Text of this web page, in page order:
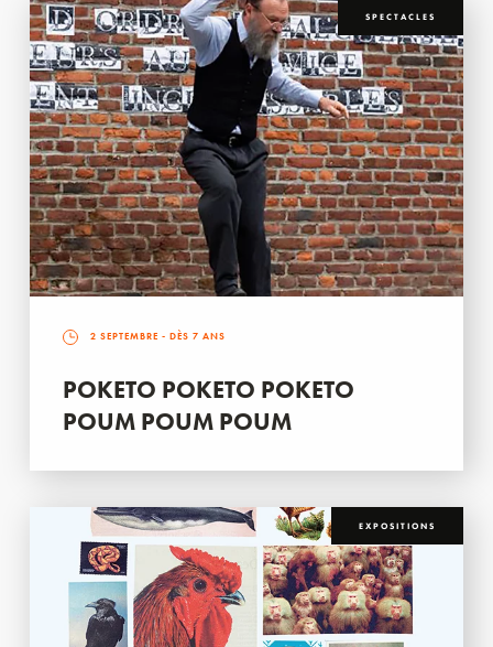
SPECTACLES
2 SEPTEMBRE - DÈS 7 ANS
POKETO POKETO POKETO
POUM POUM POUM
EXPOSITIONS